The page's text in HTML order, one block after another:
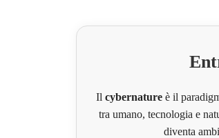
Il cybernatureè il
tra umano, tecnologia e
diventa